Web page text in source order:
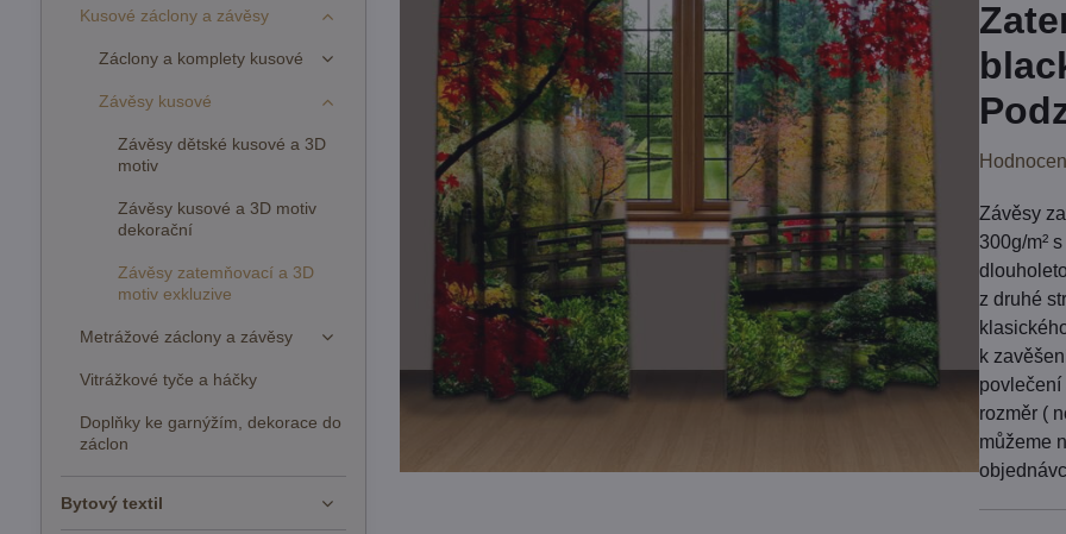
Závěsy
300g/m²
z druhé
k
povlečení
rozměr (
můžeme
Kusové záclony a závěsy
Záclony a komplety kusové
Závěsy kusové
Závěsy dětské kusové a 3D
motiv
Závěsy kusové a 3D motiv
dekorační
Závěsy zatemňovací a 3D
motiv exkluzive
Metrážové záclony a závěsy
Vitrážkové tyče a háčky
Doplňky ke garnýžím, dekorace do
záclon
Bytový textil